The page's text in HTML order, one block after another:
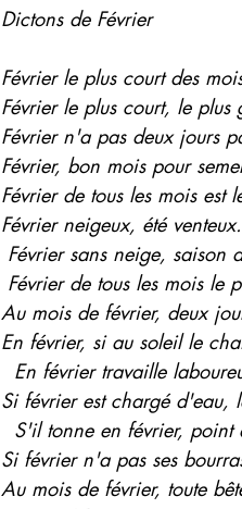
Dictons de Février
Février le plus court des
Février le plus court, le plus
Février n'a pas deux jours
Février, bon mois pour
Février de tous les mois est
Février neigeux, été venteux.
Février sans neige, saison
Février de tous les mois le
Au mois de février, deux
En février, si au soleil le
En février travaille
Si février est chargé d'eau,
S'il tonne en février,
Si février n'a pas ses
Au mois de février, toute